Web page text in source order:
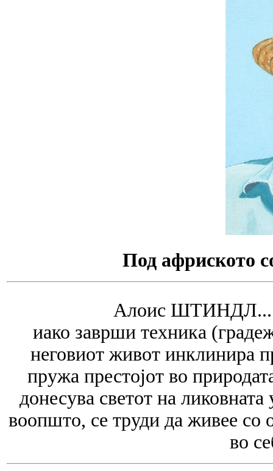
Под африското
Алоис
иако заврши техника
неговиот живот инклинира
пружа престојот во
донесува светот на
воопшто, се труди да живее со
во